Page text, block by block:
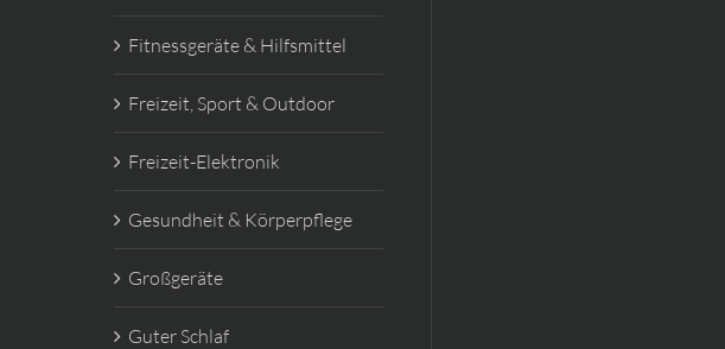
Fitnessgeräte & Hilfsmittel
Freizeit, Sport & Outdoor
Freizeit-Elektronik
Gesundheit & Körperpflege
Großgeräte
Guter Schlaf